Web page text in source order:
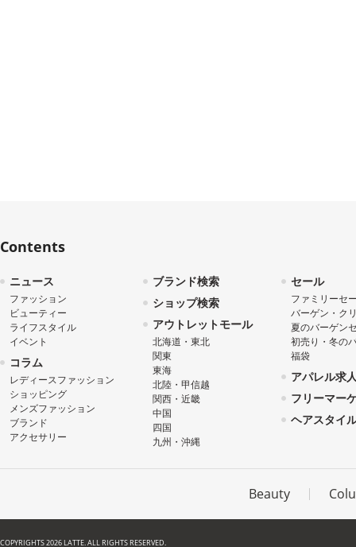
Contents
ニュース
ファッション
ビューティー
ライフスタイル
イベント
コラム
レディースファッション
ショッピング
メンズファッション
ブランド
アクセサリー
ブランド検索
ショップ検索
アウトレットモール
北海道・東北
関東
東海
北陸・甲信越
関西・近畿
中国
四国
九州・沖縄
セール
ファミリーセ
バーゲン・ク
夏のバーゲン
初売り・冬の
福袋
アパレル求
フリーマー
ヘアスタイ
Beauty
COPYRIGHTS 2026 LATTE. ALL RIGHTS RESERVED.